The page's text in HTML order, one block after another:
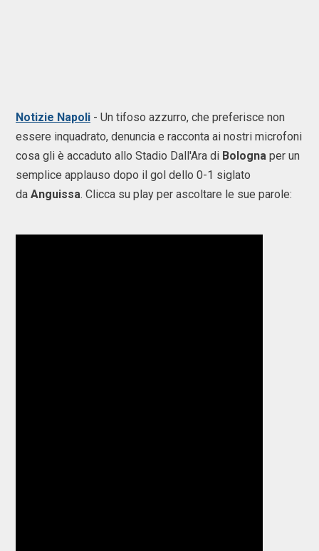
Notizie Napoli - Un tifoso azzurro, che preferisce non
essere inquadrato, denuncia e racconta ai nostri microfoni
cosa gli è accaduto allo Stadio Dall'Ara di Bologna per un
semplice applauso dopo il gol dello 0-1 siglato
da Anguissa. Clicca su play per ascoltare le sue parole: